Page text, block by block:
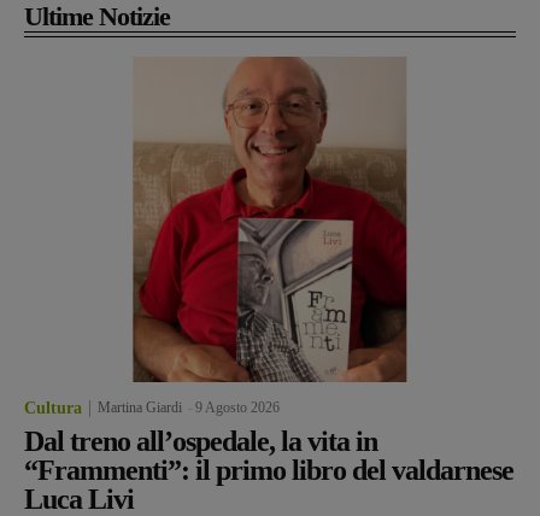
Ultime Notizie
Cultura Martina Giardi 9 Agosto 2026
Dal treno all’ospedale, la vita in
“Frammenti”: il primo libro del valdarnese
Luca Livi